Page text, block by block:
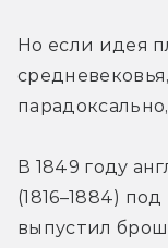
Но если идея
В 1849 году
(1816–1884)
выпустил